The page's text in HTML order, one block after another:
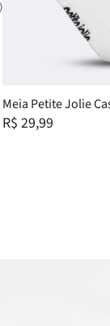
Meia Petite Jolie
PJ20309 34/39
R$ 29,99